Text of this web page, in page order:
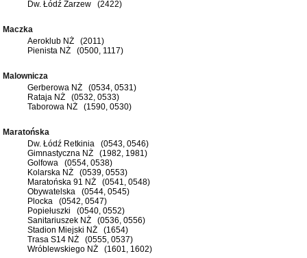
Dw. Łódź Zarzew (2422)
Maczka
Aeroklub NŻ (2011)
Pienista NŻ (0500, 1117)
Malownicza
Gerberowa NŻ (0534, 0531)
Rataja NŻ (0532, 0533)
Taborowa NŻ (1590, 0530)
Maratońska
Dw. Łódź Retkinia (0543, 0546)
Gimnastyczna NŻ (1982, 1981)
Golfowa (0554, 0538)
Kolarska NŻ (0539, 0553)
Maratońska 91 NŻ (0541, 0548)
Obywatelska (0544, 0545)
Plocka (0542, 0547)
Popiełuszki (0540, 0552)
Sanitariuszek NŻ (0536, 0556)
Stadion Miejski NŻ (1654)
Trasa S14 NŻ (0555, 0537)
Wróblewskiego NŻ (1601, 1602)